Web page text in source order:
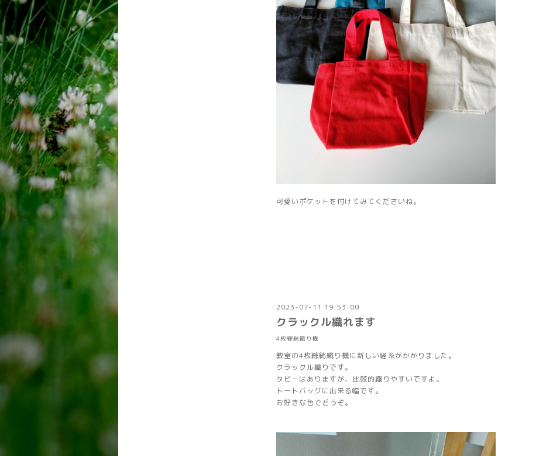
可愛いポケットを付けてみてくださいね。
2023-07-11 19:53:00
クラックル織れます
4枚綜絖織り機
教室の4枚綜絖織り機に新しい経糸がかかりました。
クラックル織りです。
タビーはありますが、比較的織りやすいですよ。
トートバッグに出来る幅です。
お好きな色でどうぞ。